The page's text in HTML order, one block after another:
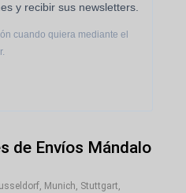
y recibir sus newsletters.
cuando quiera mediante el
de Envíos Mándalo
Munich, Stuttgart,